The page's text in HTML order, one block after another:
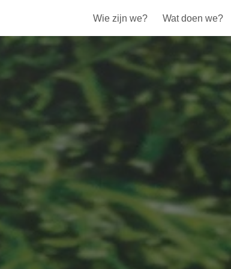
Wie zijn we? Wat doen we?